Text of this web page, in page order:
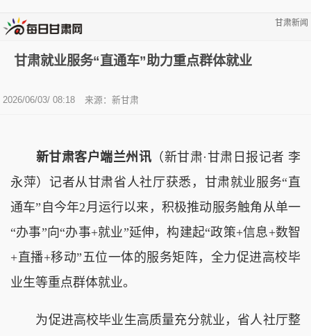
甘肃新闻
甘肃就业服务“直通车”助力重点群体就业
2026/06/03/ 08:18 来源：新甘肃
新甘肃客户端兰州讯 （新甘肃·甘肃日报记者 李
永萍）记者从甘肃省人社厅获悉，甘肃就业服务“直
通车”自今年2月运行以来，积极推动服务触角从单一
“办事”向“办事+就业”延伸，构建起“政策+信息+数智
+直播+移动”五位一体的服务矩阵，全力促进高校毕
业生等重点群体就业。
为促进高校毕业生高质量充分就业，省人社厅整